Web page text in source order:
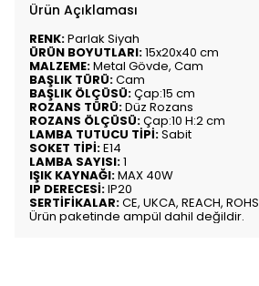
Ürün Açıklaması
RENK:Parlak Siyah
ÜRÜN BOYUTLARI:15x20x40 cm
MALZEME:Metal Gövde, Cam
BAŞLIK TÜRÜ:Cam
BAŞLIK ÖLÇÜSÜ:Çap:15 cm
ROZANS TÜRÜ:Düz Rozans
ROZANS ÖLÇÜSÜ:Çap:10 H:2 cm
LAMBA TUTUCU TİPİ:Sabit
SOKET TİPİ:E14
LAMBA SAYISI:1
IŞIK KAYNAĞI:MAX 40W
IP DERECESİ:IP20
SERTİFİKALAR:CE, UKCA, REACH, ROHS
Ürün paketinde ampül dahil değildir.